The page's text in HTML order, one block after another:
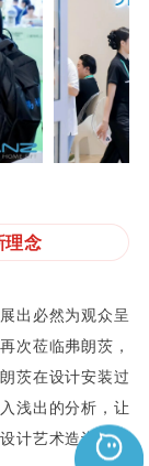
理念
出必然为观众呈
次莅临弗朗茨，
茨在设计安装过
浅出的分析，让
计艺术造诣有了